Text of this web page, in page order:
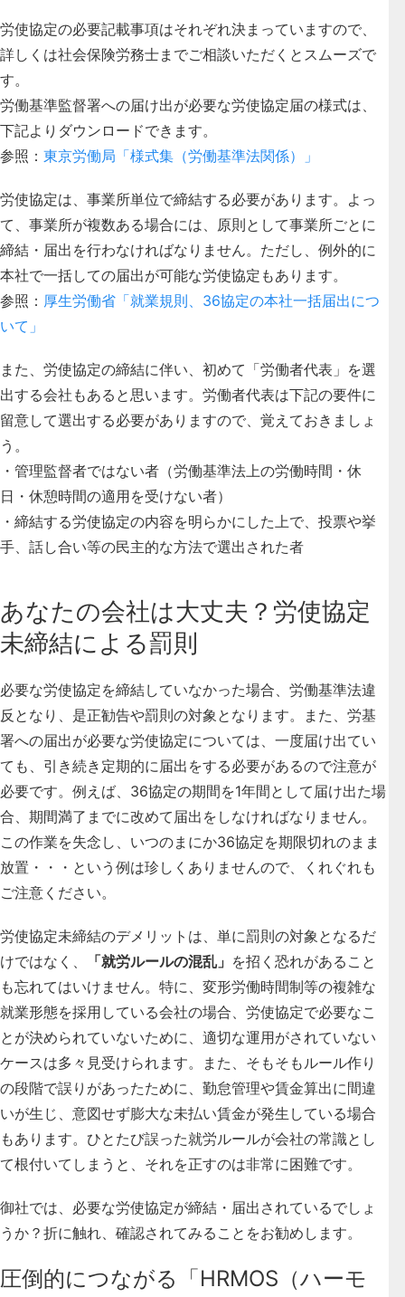
労使協定の必要記載事項はそれぞれ決まっていますので、
詳しくは社会保険労務士までご相談いただくとスムーズで
す。
労働基準監督署への届け出が必要な労使協定届の様式は、
下記よりダウンロードできます。
参照： 東京労働局「様式集（労働基準法関係）」
労使協定は、事業所単位で締結する必要があります。よっ
て、事業所が複数ある場合には、原則として事業所ごとに
締結・届出を行わなければなりません。ただし、例外的に
本社で一括しての届出が可能な労使協定もあります。
参照： 厚生労働省「就業規則、36協定の本社一括届出につ
いて」
また、労使協定の締結に伴い、初めて「労働者代表」を選
出する会社もあると思います。労働者代表は下記の要件に
留意して選出する必要がありますので、覚えておきましょ
う。
・管理監督者ではない者（労働基準法上の労働時間・休
日・休憩時間の適用を受けない者）
・締結する労使協定の内容を明らかにした上で、投票や挙
手、話し合い等の民主的な方法で選出された者
あなたの会社は大丈夫？労使協定
未締結による罰則
必要な労使協定を締結していなかった場合、労働基準法違
反となり、是正勧告や罰則の対象となります。また、労基
署への届出が必要な労使協定については、一度届け出てい
ても、引き続き定期的に届出をする必要があるので注意が
必要です。例えば、36協定の期間を1年間として届け出た場
合、期間満了までに改めて届出をしなければなりません。
この作業を失念し、いつのまにか36協定を期限切れのまま
放置・・・ という例は珍しくありませんので、くれぐれも
ご注意ください。
労使協定未締結のデメリットは、単に罰則の対象となるだ
けではなく、
「就労ルールの混乱」 を招く恐れがあること
も忘れてはいけません。特に、変形労働時間制等の複雑な
就業形態を採用している会社の場合、労使協定で必要なこ
とが決められていないために、適切な運用がされていない
ケースは多々見受けられます。また、そもそもルール作り
の段階で誤りがあったために、勤怠管理や賃金算出に間違
いが生じ、意図せず膨大な未払い賃金が発生している場合
もあります。ひとたび誤った就労ルールが会社の常識とし
て根付いてしまうと、それを正すのは非常に困難です。
御社では、必要な労使協定が締結・届出されているでしょ
うか？折に触れ、確認されてみることをお勧めします。
圧倒的につながる「HRMOS（ハーモ